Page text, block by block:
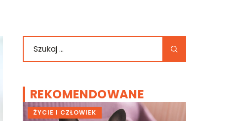
REKOMENDOWANE
ŻYCIE I CZŁOWIEK